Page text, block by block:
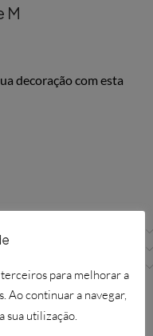
M
decoração com esta
para melhorar a
Ao continuar a navegar,
sua utilização.